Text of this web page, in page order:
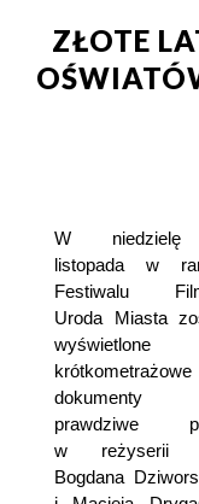
ZŁOTE
W
listopada w
Festiwalu
Uroda Miasta
wyświetlone
krótkometrażowe
prawdziwe
w reżyserii
Bogdana